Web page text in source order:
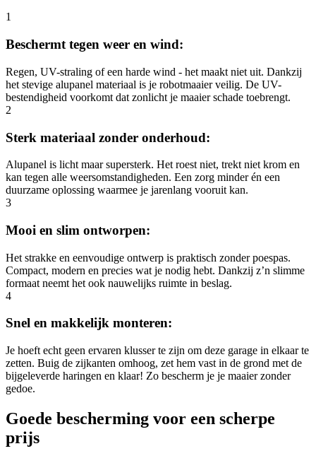
1
Beschermt tegen weer en wind:
Regen, UV-straling of een harde wind - het maakt niet uit. Dankzij
het stevige alupanel materiaal is je robotmaaier veilig. De UV-
bestendigheid voorkomt dat zonlicht je maaier schade toebrengt.
2
Sterk materiaal zonder onderhoud:
Alupanel is licht maar supersterk. Het roest niet, trekt niet krom en
kan tegen alle weersomstandigheden. Een zorg minder én een
duurzame oplossing waarmee je jarenlang vooruit kan.
3
Mooi en slim ontworpen:
Het strakke en eenvoudige ontwerp is praktisch zonder poespas.
Compact, modern en precies wat je nodig hebt. Dankzij z’n slimme
formaat neemt het ook nauwelijks ruimte in beslag.
4
Snel en makkelijk monteren:
Je hoeft echt geen ervaren klusser te zijn om deze garage in elkaar te
zetten. Buig de zijkanten omhoog, zet hem vast in de grond met de
bijgeleverde haringen en klaar! Zo bescherm je je maaier zonder
gedoe.
Goede bescherming voor een scherpe
prijs